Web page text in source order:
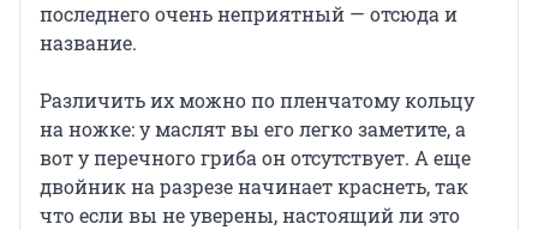
последнего очень неприятный — отсюда и
название.
Различить их можно по пленчатому кольцу
на ножке: у маслят вы его легко заметите, а
вот у перечного гриба он отсутствует. А еще
двойник на разрезе начинает краснеть, так
что если вы не уверены, настоящий ли это